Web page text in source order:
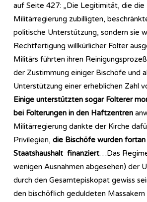
auf Seite 427: „Die Legitimität, die
Militärregierung zubilligten,
politische Unterstützung, sondern sie
Rechtfertigung willkürlicher Folter
Militärs führten ihren
der Zustimmung einiger Bischöfe und
Unterstützung einer erheblichen Zahl
Einige unterstützten sogar Folterer
bei Folterungen in den Haftzentren
Militärregierung dankte der Kirche
Privilegien, die Bischöfe wurden fortan
Staatshaushalt finanziert…Das
wenigen Ausnahmen abgesehen) der
durch den Gesamtepiskopat gewiss
den bischöflich geduldeten Massakern